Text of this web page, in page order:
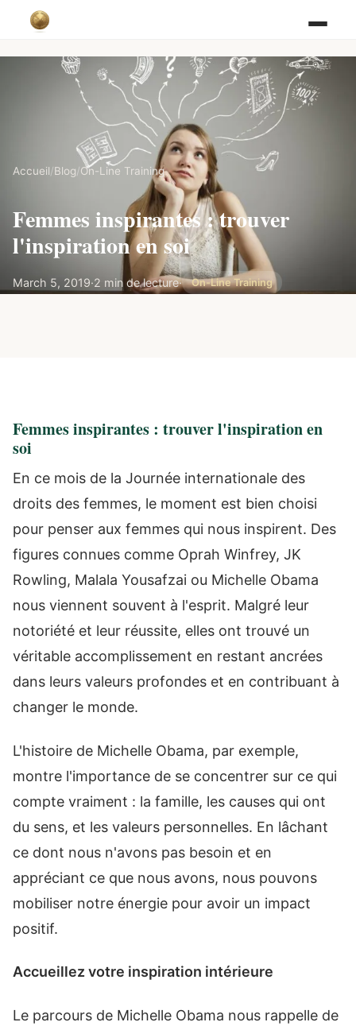
Accueil/Blog/On-Line Training
Femmes inspirantes : trouver
l'inspiration en soi
March 5, 2019·2 min de lecture· On-Line Training
Femmes inspirantes : trouver l'inspiration en
soi
En ce mois de la Journée internationale des
droits des femmes, le moment est bien choisi
pour penser aux femmes qui nous inspirent. Des
figures connues comme Oprah Winfrey, JK
Rowling, Malala Yousafzai ou Michelle Obama
nous viennent souvent à l'esprit. Malgré leur
notoriété et leur réussite, elles ont trouvé un
véritable accomplissement en restant ancrées
dans leurs valeurs profondes et en contribuant à
changer le monde.
L'histoire de Michelle Obama, par exemple,
montre l'importance de se concentrer sur ce qui
compte vraiment : la famille, les causes qui ont
du sens, et les valeurs personnelles. En lâchant
ce dont nous n'avons pas besoin et en
appréciant ce que nous avons, nous pouvons
mobiliser notre énergie pour avoir un impact
positif.
Accueillez votre inspiration intérieure
Le parcours de Michelle Obama nous rappelle de